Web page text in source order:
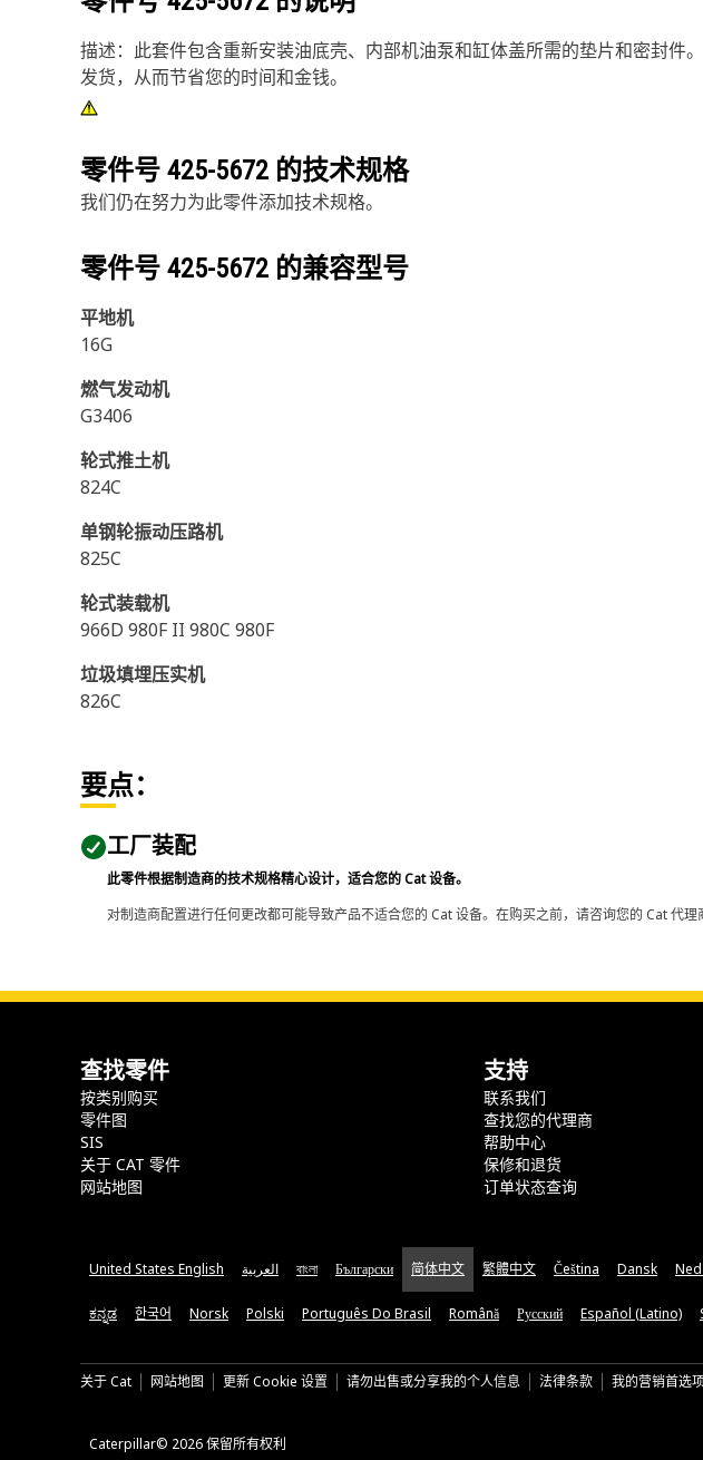
描述：此套件包含重新安装油底壳、内部机油泵和缸体盖所需的垫片和密封
发货，从而节省您的时间和金钱。
零件号 425-5672 的技术规格
我们仍在努力为此零件添加技术规格。
零件号 425-5672 的兼容型号
平地机
16G
燃气发动机
G3406
轮式推土机
824C
单钢轮振动压路机
825C
轮式装载机
966D 980F II 980C 980F
垃圾填埋压实机
826C
要点：
工厂装配
此零件根据制造商的技术规格精心设计，适合您的 Cat 设备。
对制造商配置进行任何更改都可能导致产品不适合您的 Cat 设备。在购买之前，请咨询您的 Cat 代
查找零件
按类别购买
零件图
SIS
关于 CAT 零件
网站地图
支持
联系我们
查找您的代理商
帮助中心
保修和退货
订单状态查询
United States English العربية বাংলা Български 简体中文 繁體中文 Čeština Dansk
ಕನ್ನಡ 한국어 Norsk Polski Português Do Brasil Română Русский Español (Latino)
关于 Cat 网站地图 更新 Cookie 设置 请勿出售或分享我的个人信息 法律条款 我的营销首选
Caterpillar© 2026 保留所有权利